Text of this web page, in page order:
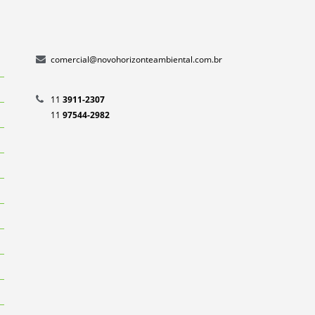
EMPRESA DE GESTÃO DE RESÍDUOS
INDUSTRIAIS
comercial@novohorizonteambiental.com.br
11 3911-2307
11 97544-2982